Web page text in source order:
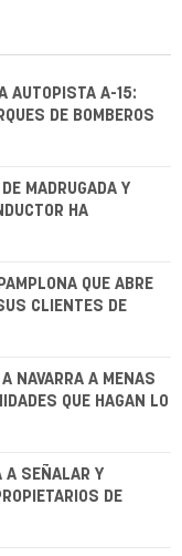
AUTOPISTA A-15:
DE BOMBEROS
MADRUGADA Y
HA
QUE ABRE
CLIENTES DE
NAVARRA A MENAS
QUE HAGAN LO
A SEÑALAR Y
DE